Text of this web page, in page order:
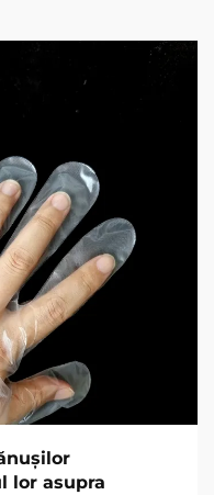
lor asupra